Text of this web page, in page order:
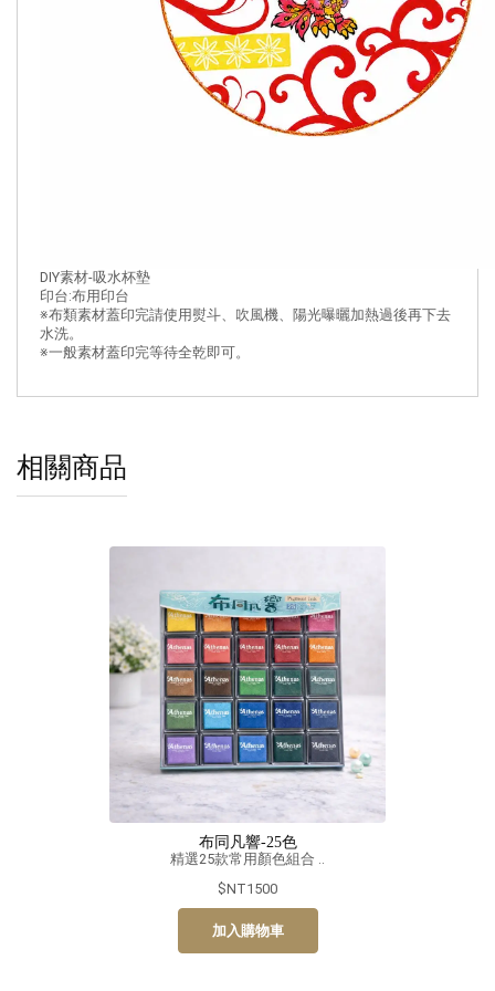
DIY素材-吸水杯墊
印台:布用印台
※布類素材蓋印完請使用熨斗、吹風機、陽光曝曬加熱過後再下去
水洗。
※一般素材蓋印完等待全乾即可。
相關商品
布同凡響-25色
精選25款常用顏色組合 ..
$NT1500
加入購物車